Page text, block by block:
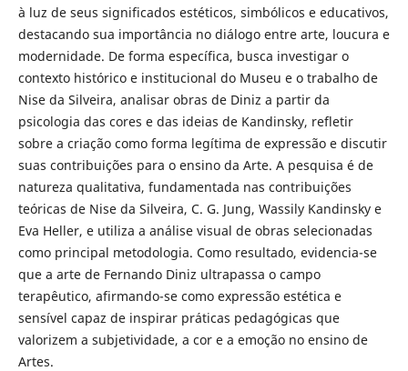
à luz de seus significados estéticos, simbólicos e educativos,
destacando sua importância no diálogo entre arte, loucura e
modernidade. De forma específica, busca investigar o
contexto histórico e institucional do Museu e o trabalho de
Nise da Silveira, analisar obras de Diniz a partir da
psicologia das cores e das ideias de Kandinsky, refletir
sobre a criação como forma legítima de expressão e discutir
suas contribuições para o ensino da Arte. A pesquisa é de
natureza qualitativa, fundamentada nas contribuições
teóricas de Nise da Silveira, C. G. Jung, Wassily Kandinsky e
Eva Heller, e utiliza a análise visual de obras selecionadas
como principal metodologia. Como resultado, evidencia-se
que a arte de Fernando Diniz ultrapassa o campo
terapêutico, afirmando-se como expressão estética e
sensível capaz de inspirar práticas pedagógicas que
valorizem a subjetividade, a cor e a emoção no ensino de
Artes.